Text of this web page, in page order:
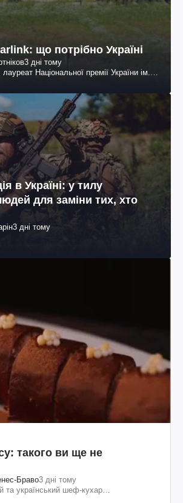
що потрібно Україні
3 дні тому
Національної премії України ім.
в Україні: у тилу
для заміни тих, хто
3 дні тому
такого ви ще не
Браво3 дні тому
та український шеф-кухар